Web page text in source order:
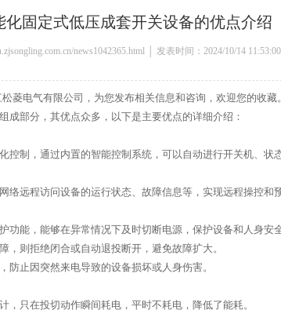
化固定式低压成套开关设备的优点介绍
news1042365.html │ 发表时间：2024/10/14
菱电气有限公司，为您发布相关信息和咨询，欢迎您的收藏。
成部分，其优点众多，以下是主要优点的详细介绍：
控制，通过内置的智能控制系统，可以自动进行开关机、状
远程访问设备的运行状态、故障信息等，实现远程操控和
能，能够在异常情况下及时切断电源，保护设备和人身安全
则拒绝闭合或自动退投断开，避免故障扩大。
止因突然来电导致的设备损坏或人身伤害。
只在投切动作瞬间耗电，平时不耗电，降低了能耗。